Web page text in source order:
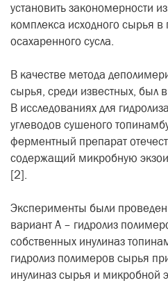
установить закономерности
комплекса исходного сырья в
осахаренного сусла.
В качестве метода
сырья, среди известных, был
В исследованиях для
углеводов сушеного
ферментный препарат
содержащий микробную
[2].
Эксперименты были
вариант А – гидролиз
собственных инулиназ
гидролиз полимеров сырья
инулиназ сырья и микробной